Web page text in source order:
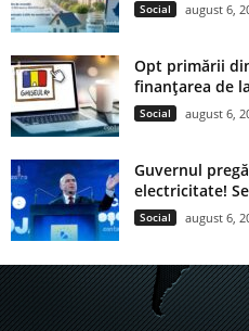
Social august 6,
Opt primării
finanțarea de
Social august 6,
Guvernul
electricitate!
Social august 6,